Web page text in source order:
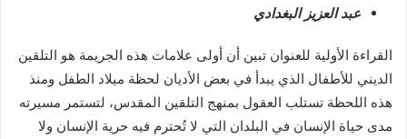
عبد العزيز البغدادي
القراءة الأولية للعنوان تبين أن أولى علامات هذه الجريمة هو التلقين
الديني للأطفال الذي يبدأ في بعض الأديان لحظة ميلاد الطفل ومنذ
هذه اللحظة تستلب العقول بمنهج التلقين المقدس، لتستمر مسيرته
مدى حياة الإنسان في البلدان التي لا تُحترم فيه حرية الإنسان ولا